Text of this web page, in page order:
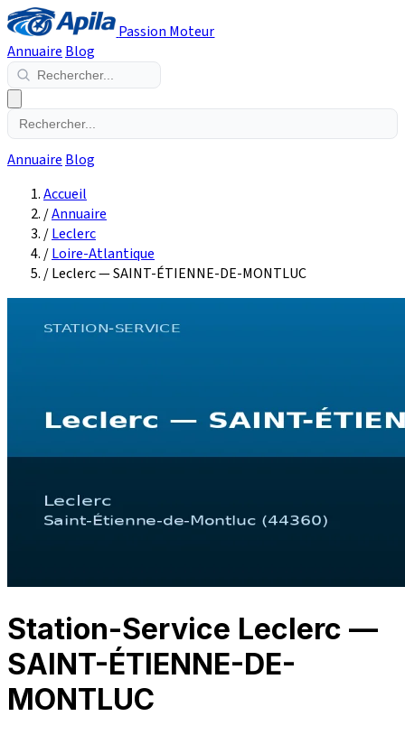
Passion Moteur
Annuaire Blog
Annuaire Blog
Accueil
/Annuaire
/Leclerc
/Loire-Atlantique
/Leclerc — SAINT-ÉTIENNE-DE-MONTLUC
Station-Service Leclerc —
SAINT-ÉTIENNE-DE-
MONTLUC